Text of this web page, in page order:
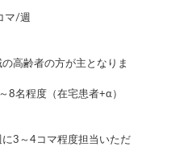
マ/週
の高齢者の方が主となりま
8名程度（在宅患者+α）
に3～4コマ程度担当いただ